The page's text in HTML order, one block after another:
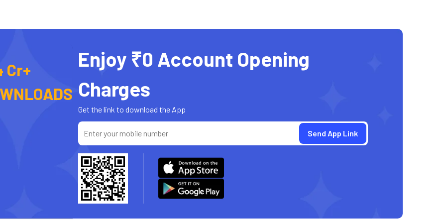
Cr+
Enjoy ₹0 Account Opening
Charges
Get the link to download the App